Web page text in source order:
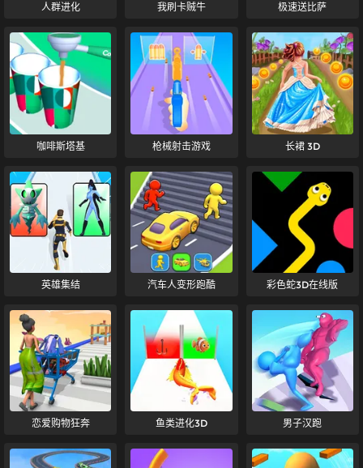
人群进化 我刷卡贼牛 极速送比萨
咖啡斯塔基 枪械射击游戏 长裙 3D
英雄集结 汽车人变形跑酷 彩色蛇3D在线版
恋爱购物狂奔 鱼类进化3D 男子汉跑